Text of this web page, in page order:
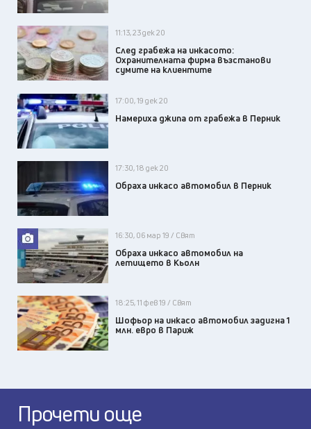
11:13, 23 дек 20
След грабежа на инкасото:
Охранителната фирма възстанови
сумите на клиентите
17:00, 19 дек 20
Намериха джипа от грабежа в Перник
17:30, 18 дек 20
Обраха инкасо автомобил в Перник
16:30, 06 мар 19 / Свят
Обраха инкасо автомобил на
летището в Кьолн
18:25, 11 фев 19 / Свят
Шофьор на инкасо автомобил задигна 1
млн. евро в Париж
Прочети още